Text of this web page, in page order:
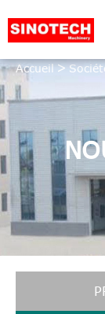
Accueil